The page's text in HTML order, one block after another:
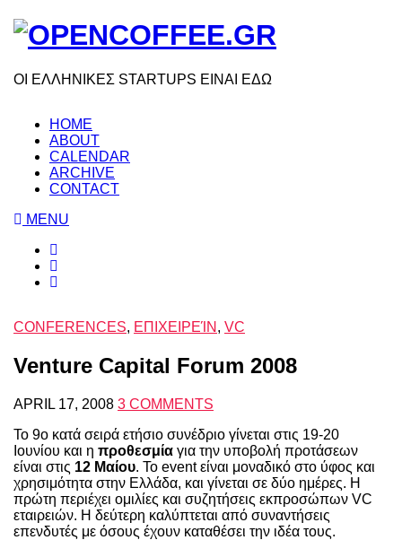
ΟΙ ΕΛΛΗΝΙΚΕΣ STARTUPS ΕΙΝΑΙ ΕΔΩ
HOME
ABOUT
CALENDAR
ARCHIVE
CONTACT
MENU
CONFERENCES, ΕΠΙΧΕΙΡΕΊΝ , VC
Venture Capital Forum 2008
APRIL 17, 2008 3 COMMENTS
Το 9ο κατά σειρά ετήσιο συνέδριο γίνεται στις 19-20
Ιουνίου και η προθεσμία για την υποβολή προτάσεων
είναι στις 12 Μαίου. Το event είναι μοναδικό στο ύφος και
χρησιμότητα στην Ελλάδα, και γίνεται σε δύο ημέρες. Η
πρώτη περιέχει ομιλίες και συζητήσεις εκπροσώπων VC
εταιρειών. Η δεύτερη καλύπτεται από συναντήσεις
επενδυτές με όσους έχουν καταθέσει την ιδέα τους.